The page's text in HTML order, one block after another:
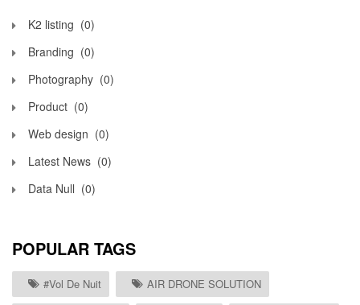
K2 listing (0)
Branding (0)
Photography (0)
Product (0)
Web design (0)
Latest News (0)
Data Null (0)
POPULAR TAGS
#vol De Nuit AIR DRONE SOLUTION